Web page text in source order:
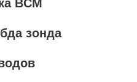
BCM
зонда